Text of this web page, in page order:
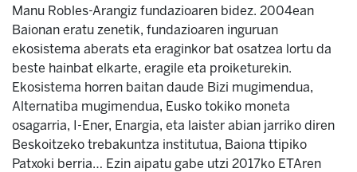
Manu Robles-Arangiz fundazioaren bidez. 2004ean
Baionan eratu zenetik, fundazioaren inguruan
ekosistema aberats eta eraginkor bat osatzea lortu da
beste hainbat elkarte, eragile eta proiketurekin.
Ekosistema horren baitan daude Bizi mugimendua,
Alternatiba mugimendua, Eusko tokiko moneta
osagarria, I-Ener, Enargia, eta laister abian jarriko diren
Beskoitzeko trebakuntza institutua, Baiona ttipiko
Patxoki berria… Ezin aipatu gabe utzi 2017ko ETAren